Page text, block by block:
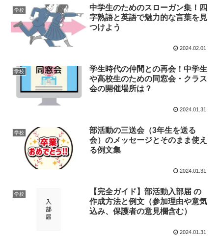
学校
中学生のためのスローガン集！四
字熟語と英語で魅力的な言葉を見
つけよう
2024.02.01
学校
学生時代の仲間との再会！中学生
や高校生のための同窓会・クラス
会の開催場所は？
2024.01.31
学校
部活動の三送会（3年生を送る
会）のメッセージとそのまま使え
る例文集
2024.01.31
学校
【完全ガイド】部活動入部届 の
作成方法と例文（参加理由や意気
込み、保護者の意見欄含む）
2024.01.31